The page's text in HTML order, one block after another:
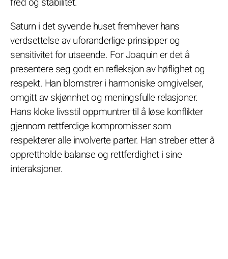
Saturn i det syvende huset fremhever hans
verdsettelse av uforanderlige prinsipper og
sensitivitet for utseende. For Joaquin er det å
presentere seg godt en refleksjon av høflighet og
respekt. Han blomstrer i harmoniske omgivelser,
omgitt av skjønnhet og meningsfulle relasjoner.
Hans kloke livsstil oppmuntrer til å løse konflikter
gjennom rettferdige kompromisser som
respekterer alle involverte parter. Han streber etter å
opprettholde balanse og rettferdighet i sine
interaksjoner.